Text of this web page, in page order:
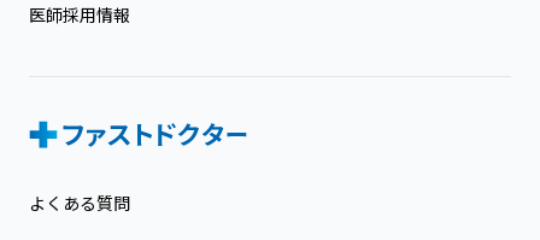
医師採用情報
よくある質問